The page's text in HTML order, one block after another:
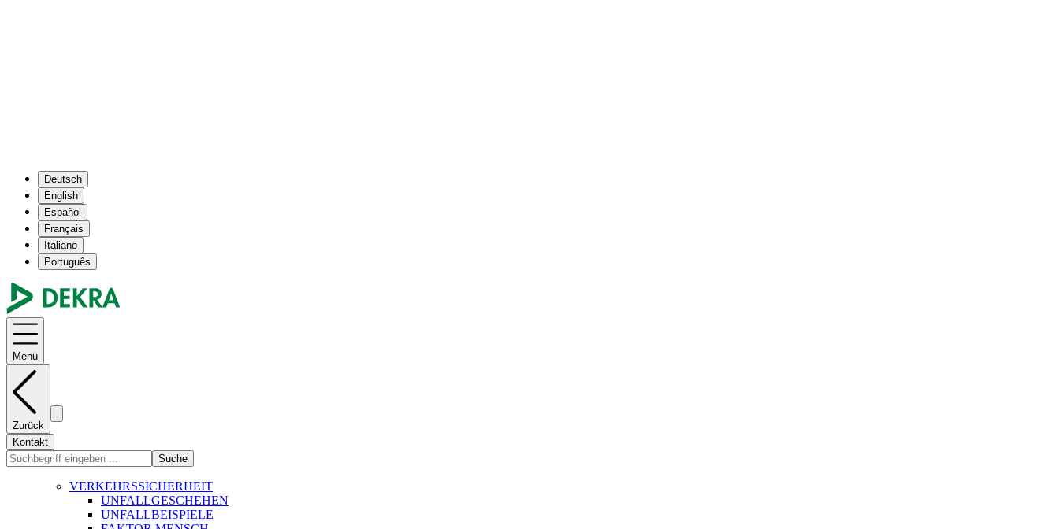
Deutsch
English
Español
Français
Italiano
Português
Menü
Zurück
Kontakt
Suche
VERKEHRSSICHERHEIT
UNFALLGESCHEHEN
UNFALLBEISPIELE